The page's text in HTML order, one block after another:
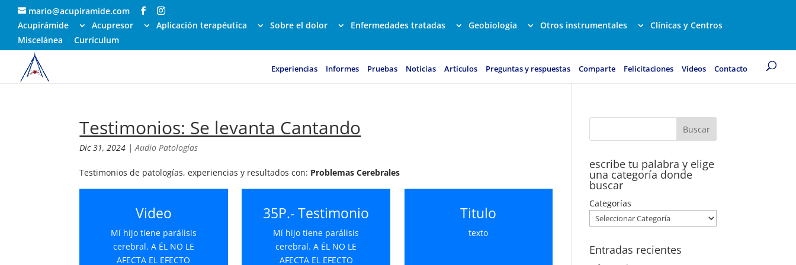
mario@acupiramide.com
Acupirámide
Acupresor Aplicación terapéutica Sobre el dolor Enfermedades tratadas Geobiología Otros instrumentales
Clínicas y Centros
Miscelánea
Currículum
Experiencias Informes Pruebas Noticias Artículos Preguntas y respuestas Comparte Felicitaciones Vídeos Contacto
Testimonios: Se levanta Cantando
Dic 31, 2024 |Audio Patologías
Testimonios de patologías, experiencias y resultados con: Problemas Cerebrales
Video
Mí hijo tiene parálisis
cerebral. A ÉL NO LE
AFECTA EL EFECTO
35P.- Testimonio
Mí hijo tiene parálisis
cerebral. A ÉL NO LE
AFECTA EL EFECTO
Titulo
texto
escribe tu palabra y elige
una categoría donde
buscar
Categorías
Entradas recientes